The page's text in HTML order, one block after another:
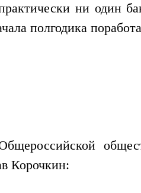
ни один
полгодика
Корочкин: